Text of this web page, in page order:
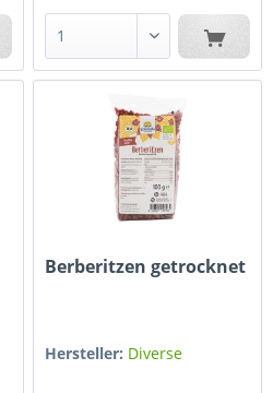
Berberitzen getrocknet
Hersteller: Diverse